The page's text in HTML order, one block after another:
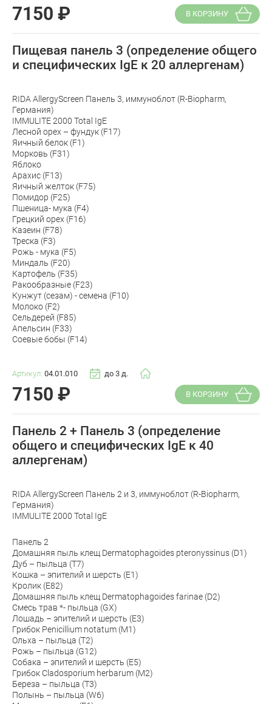
7150 ₽ В КОРЗИНУ
Пищевая панель 3 (определение общего
и специфических IgE к 20 аллергенам)
RIDA AllergyScreen Панель 3, иммуноблот (R-Biopharm,
Германия)
IMMULITE 2000 Total IgE
Лесной орех – фундук (F17)
Яичный белок (F1)
Морковь (F31)
Яблоко
Арахис (F13)
Яичный желток (F75)
Помидор (F25)
Пшеница- мука (F4)
Грецкий орех (F16)
Казеин (F78)
Треска (F3)
Рожь - мука (F5)
Миндаль (F20)
Картофель (F35)
Ракообразные (F23)
Кунжут (сезам) - семена (F10)
Молоко (F2)
Сельдерей (F85)
Апельсин (F33)
Соевые бобы (F14)
Артикул: 04.01.010 до 3 д.
7150 ₽ В КОРЗИНУ
Панель 2 + Панель 3 (определение
общего и специфических IgE к 40
аллергенам)
RIDA AllergyScreen Панель 2 и 3, иммуноблот (R-Biopharm,
Германия)
IMMULITE 2000 Total IgE
Панель 2
Домашняя пыль клещ Dermatophagoides pteronyssinus (D1)
Дуб – пыльца (T7)
Кошка – эпителий и шерсть (E1)
Кролик (E82)
Домашняя пыль клещ Dermatophagoides farinae (D2)
Смесь трав *- пыльца (GX)
Лошадь – эпителий и шерсть (E3)
Грибок Penicillium notatum (M1)
Ольха – пыльца (T2)
Рожь – пыльца (G12)
Собака – эпителий и шерсть (E5)
Грибок Cladosporium herbarum (M2)
Береза – пыльца (T3)
Полынь – пыльца (W6)